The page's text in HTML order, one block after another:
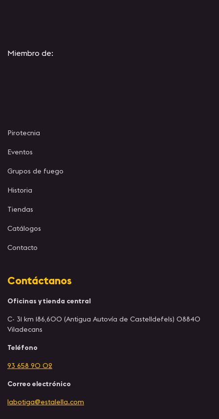
Miembro de:
Pirotecnia
Eventos
Grupos de fuego
Historia
Tiendas
Catálogos
Contacto
Contáctanos
Oficinas y tienda central
C- 31 km 186,600 (Antigua Autovía de Castelldefels) 08840
Viladecans
Teléfono
93 658 90 02
Correo electrónico
labotiga@estalella.com